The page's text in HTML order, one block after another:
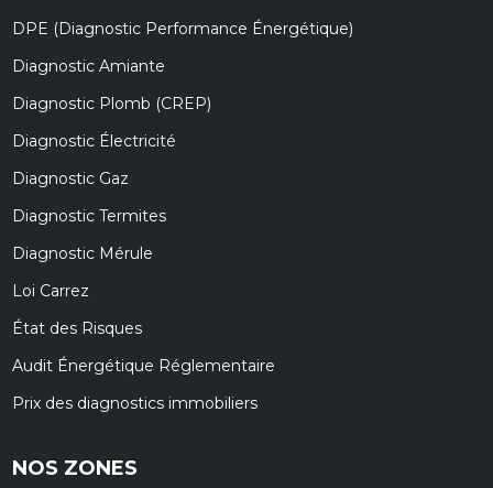
DPE (Diagnostic Performance Énergétique)
Diagnostic Amiante
Diagnostic Plomb (CREP)
Diagnostic Électricité
Diagnostic Gaz
Diagnostic Termites
Diagnostic Mérule
Loi Carrez
État des Risques
Audit Énergétique Réglementaire
Prix des diagnostics immobiliers
NOS ZONES